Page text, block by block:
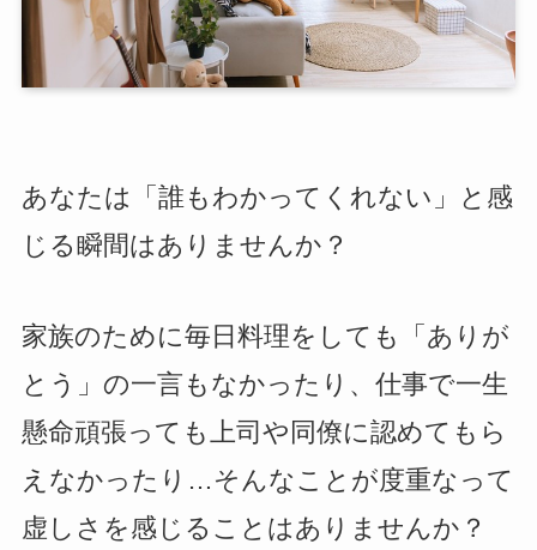
あなたは「誰もわかってくれない」と感
じる瞬間はありませんか？
家族のために毎日料理をしても「ありが
とう」の一言もなかったり、仕事で一生
懸命頑張っても上司や同僚に認めてもら
えなかったり…そんなことが度重なって
虚しさを感じることはありませんか？